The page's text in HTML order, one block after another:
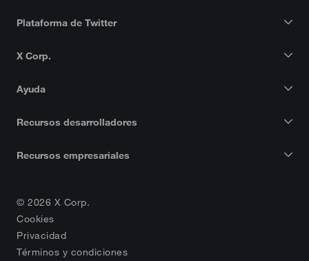
Plataforma de Twitter
X Corp.
Ayuda
Recursos desarrolladores
Recursos empresariales
© 2026 X Corp.
Cookies
Privacidad
Términos y condiciones